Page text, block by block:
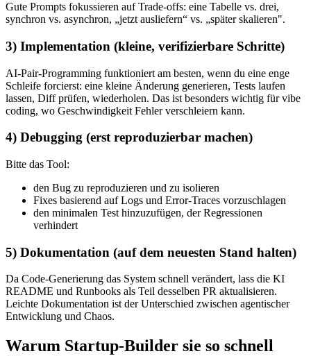
Gute Prompts fokussieren auf Trade-offs: eine Tabelle vs. drei,
synchron vs. asynchron, „jetzt ausliefern“ vs. „später skalieren".
3) Implementation (kleine, verifizierbare Schritte)
AI-Pair-Programming funktioniert am besten, wenn du eine enge
Schleife forcierst: eine kleine Änderung generieren, Tests laufen
lassen, Diff prüfen, wiederholen. Das ist besonders wichtig für vibe
coding, wo Geschwindigkeit Fehler verschleiern kann.
4) Debugging (erst reproduzierbar machen)
Bitte das Tool:
den Bug zu reproduzieren und zu isolieren
Fixes basierend auf Logs und Error-Traces vorzuschlagen
den minimalen Test hinzuzufügen, der Regressionen
verhindert
5) Dokumentation (auf dem neuesten Stand halten)
Da Code-Generierung das System schnell verändert, lass die KI
README und Runbooks als Teil desselben PR aktualisieren.
Leichte Dokumentation ist der Unterschied zwischen agentischer
Entwicklung und Chaos.
Warum Startup-Builder sie so schnell